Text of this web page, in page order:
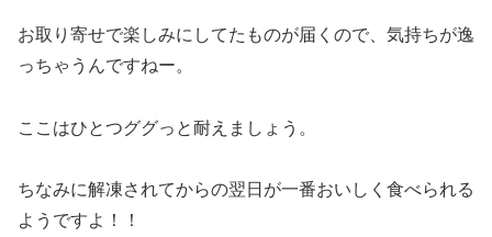
お取り寄せで楽しみにしてたものが届くので、気持ちが逸
っちゃうんですねー。
ここはひとつググっと耐えましょう。
ちなみに解凍されてからの翌日が一番おいしく食べられる
ようですよ！！